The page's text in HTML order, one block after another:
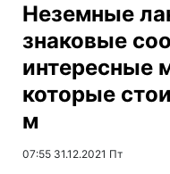
Неземные
знаковые
интересные
которые
м
07:55 31.12.2021 Пт